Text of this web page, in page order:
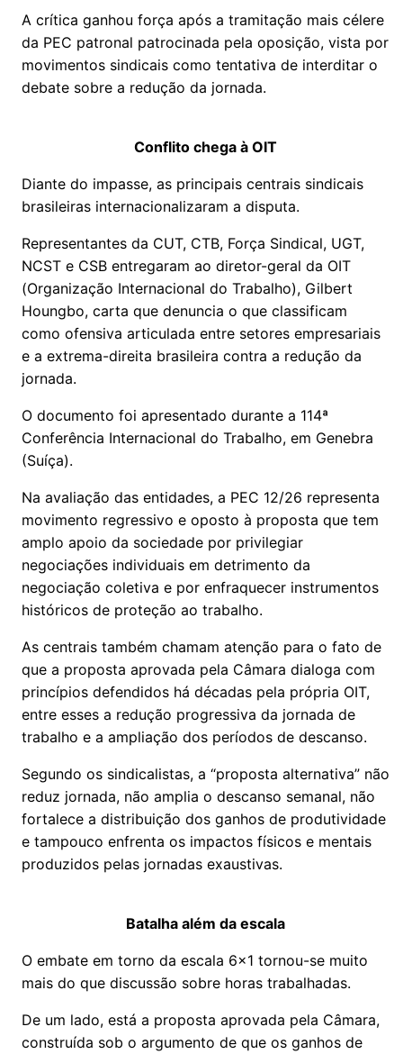
A crítica ganhou força após a tramitação mais célere
da PEC patronal patrocinada pela oposição, vista por
movimentos sindicais como tentativa de interditar o
debate sobre a redução da jornada.
Conflito chega à OIT
Diante do impasse, as principais centrais sindicais
brasileiras internacionalizaram a disputa.
Representantes da CUT, CTB, Força Sindical, UGT,
NCST e CSB entregaram ao diretor-geral da OIT
(Organização Internacional do Trabalho), Gilbert
Houngbo, carta que denuncia o que classificam
como ofensiva articulada entre setores empresariais
e a extrema-direita brasileira contra a redução da
jornada.
O documento foi apresentado durante a 114ª
Conferência Internacional do Trabalho, em Genebra
(Suíça).
Na avaliação das entidades, a PEC 12/26 representa
movimento regressivo e oposto à proposta que tem
amplo apoio da sociedade por privilegiar
negociações individuais em detrimento da
negociação coletiva e por enfraquecer instrumentos
históricos de proteção ao trabalho.
As centrais também chamam atenção para o fato de
que a proposta aprovada pela Câmara dialoga com
princípios defendidos há décadas pela própria OIT,
entre esses a redução progressiva da jornada de
trabalho e a ampliação dos períodos de descanso.
Segundo os sindicalistas, a “proposta alternativa” não
reduz jornada, não amplia o descanso semanal, não
fortalece a distribuição dos ganhos de produtividade
e tampouco enfrenta os impactos físicos e mentais
produzidos pelas jornadas exaustivas.
Batalha além da escala
O embate em torno da escala 6x1 tornou-se muito
mais do que discussão sobre horas trabalhadas.
De um lado, está a proposta aprovada pela Câmara,
construída sob o argumento de que os ganhos de